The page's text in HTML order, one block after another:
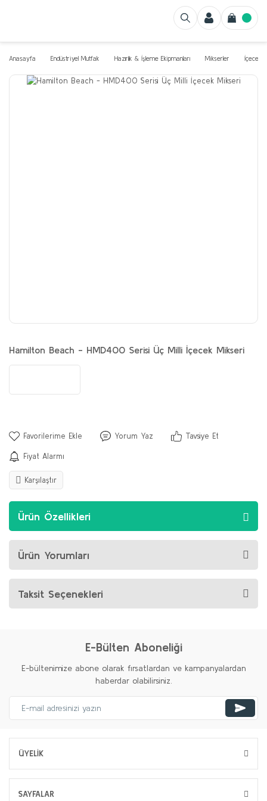
Anasayfa Endüstriyel Mutfak Hazırlık & İşleme Ekipmanları Mikserler İçecek
Hamilton Beach - HMD400 Serisi Üç Milli İçecek Mikseri
Yorum Yaz Tavsiye Et
Fiyat Alarmı
Karşılaştır
Ürün Özellikleri
Ürün Yorumları
Taksit Seçenekleri
E-Bülten Aboneliği
E-bültenimize abone olarak fırsatlardan ve kampanyalardan
haberdar olabilirsiniz.
ÜYELİK
SAYFALAR